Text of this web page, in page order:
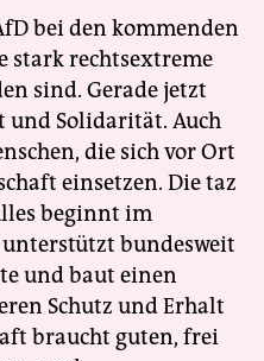
bei den kommenden
stark rechtsextreme
sind. Gerade jetzt
und Solidarität. Auch
die sich vor Ort
einsetzen. Die taz
beginnt im
bundesweit
und baut einen
Schutz und Erhalt
braucht guten, frei